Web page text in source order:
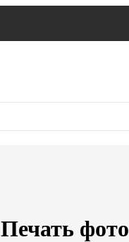
Печать